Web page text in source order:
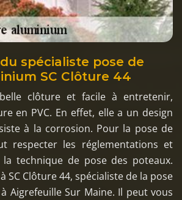
spécialiste pose de
SC Clôture 44
clôture et facile à entretenir,
en PVC. En effet, elle a un design
à la corrosion. Pour la pose de
respecter les réglementations et
technique de pose des poteaux.
SC Clôture 44, spécialiste de la pose
Aigrefeuille Sur Maine. Il peut vous